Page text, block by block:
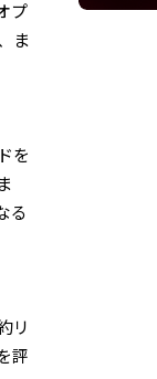
プ
ま
を
る
リ
評